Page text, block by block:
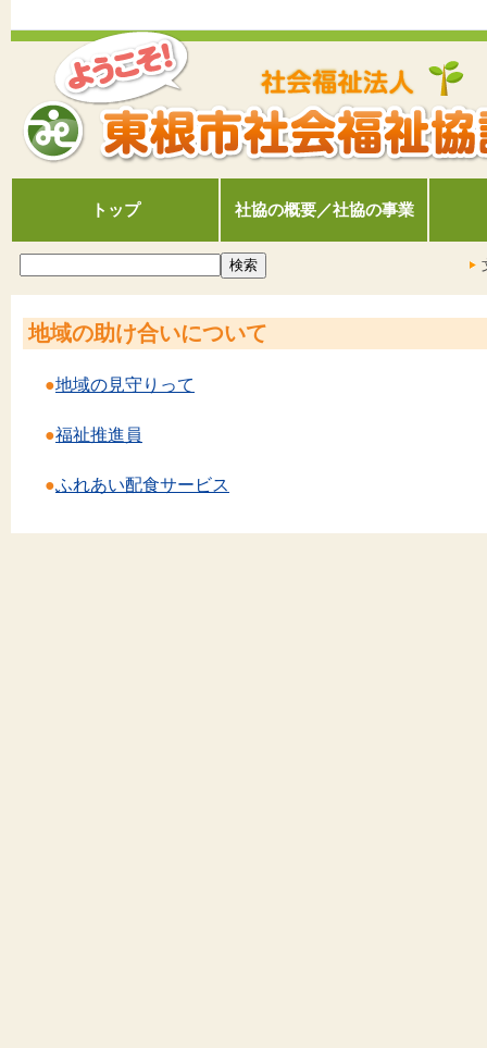
トップ 社協の概要／社協の事業
地域の助け合いについて
●地域の見守りって
●福祉推進員
●ふれあい配食サービス